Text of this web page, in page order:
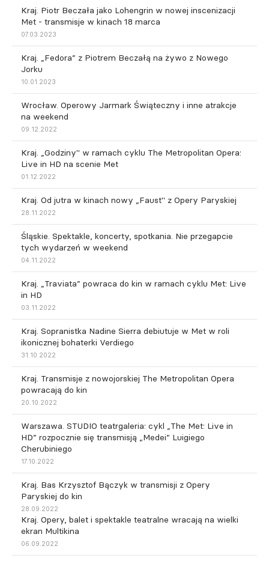
Kraj. Piotr Beczała jako Lohengrin w nowej inscenizacji
Met - transmisje w kinach 18 marca
07.03.2023
Kraj. „Fedora” z Piotrem Beczałą na żywo z Nowego
Jorku
10.01.2023
Wrocław. Operowy Jarmark Świąteczny i inne atrakcje
na weekend
09.12.2022
Kraj. „Godziny" w ramach cyklu The Metropolitan Opera:
Live in HD na scenie Met
01.12.2022
Kraj. Od jutra w kinach nowy „Faust" z Opery Paryskiej
28.11.2022
Śląskie. Spektakle, koncerty, spotkania. Nie przegapcie
tych wydarzeń w weekend
04.11.2022
Kraj. „Traviata” powraca do kin w ramach cyklu Met: Live
in HD
03.11.2022
Kraj. Sopranistka Nadine Sierra debiutuje w Met w roli
ikonicznej bohaterki Verdiego
31.10.2022
Kraj. Transmisje z nowojorskiej The Metropolitan Opera
powracają do kin
20.10.2022
Warszawa. STUDIO teatrgaleria: cykl „The Met: Live in
HD” rozpocznie się transmisją „Medei” Luigiego
Cherubiniego
17.10.2022
Kraj. Bas Krzysztof Bączyk w transmisji z Opery
Paryskiej do kin
28.09.2022
Kraj. Opery, balet i spektakle teatralne wracają na wielki
ekran Multikina
06.09.2022